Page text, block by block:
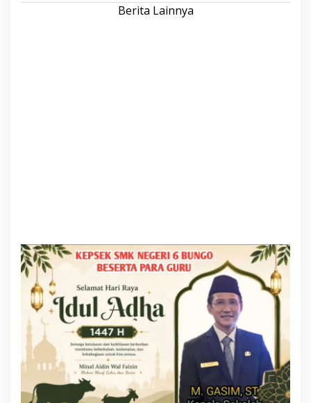
Berita Lainnya